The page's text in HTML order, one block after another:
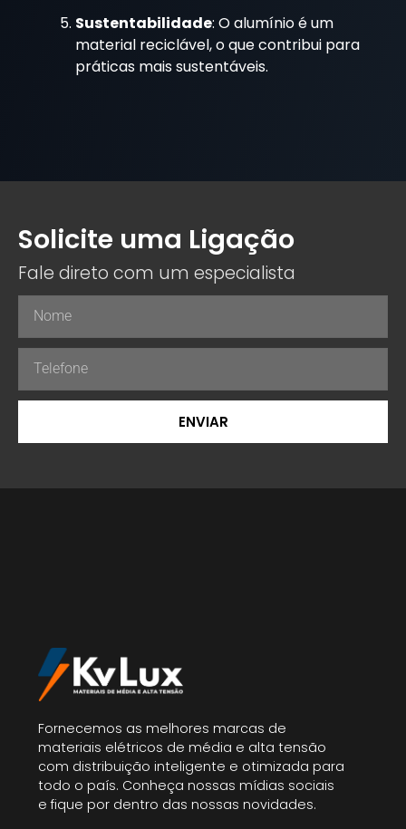
Sustentabilidade: O alumínio é um
material reciclável, o que contribui para
práticas mais sustentáveis.
Solicite uma Ligação
Fale direto com um especialista
ENVIAR
Fornecemos as melhores marcas de
materiais elétricos de média e alta tensão
com distribuição inteligente e otimizada para
todo o país. Conheça nossas mídias sociais
e fique por dentro das nossas novidades.